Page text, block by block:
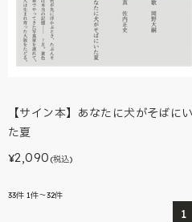
【サイン本】あなたに犬がそばにい
た夏
¥2,090 (税込)
33件 1件～32件
1